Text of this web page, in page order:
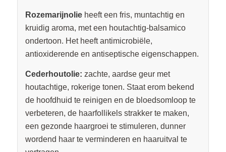
Rozemarijnolie heeft een fris, muntachtig en
kruidig ​​aroma, met een houtachtig-balsamico
ondertoon. Het heeft antimicrobiële,
antioxiderende en antiseptische eigenschappen.
Cederhoutolie: zachte, aardse geur met
houtachtige, rokerige tonen. Staat erom bekend
de hoofdhuid te reinigen en de bloedsomloop te
verbeteren, de haarfollikels strakker te maken,
een gezonde haargroei te stimuleren, dunner
wordend haar te verminderen en haaruitval te